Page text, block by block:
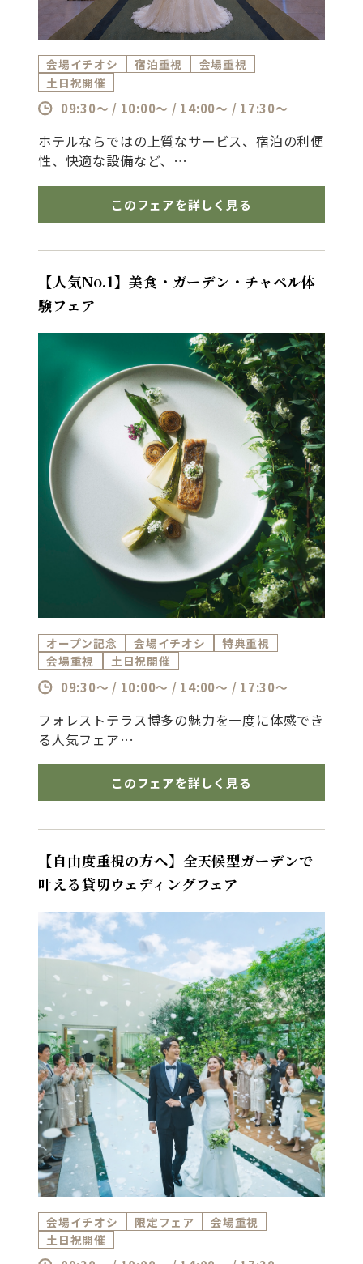
会場イチオシ 宿泊重視
会場重視
土日祝開催
09:30～ / 10:00～ / 14:00～ / 17:30～
ホテルならではの上質なサービス、宿泊の利便
性、快適な設備など、
チャペルや披露宴会場の見学、婚礼料理の試食
介します
このフェアを詳しく見る
【人気No.1】美食・ガーデン・チャペル体
験フェア
オープン記念 会場イチオシ
特典重視
会場重視
土日祝開催
09:30～ / 10:00～ / 14:00～ / 17:30～
フォレストテラス博多の魅力を一度に体感でき
る人気フェア
るプレミアムフェア
シェフ自慢の婚礼料理試食をはじめ、緑に包ま
学いただけます
ゲスト目線で選びたいおふたりにおすすめです
このフェアを詳しく見る
【自由度重視の方へ】全天候型ガーデンで
叶える貸切ウェディングフェア
会場イチオシ 限定フェア
会場重視
土日祝開催